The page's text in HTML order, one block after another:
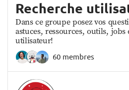
Recherche
Dans ce groupe posez vos
astuces, ressources, outils,
utilisateur!
60 membres